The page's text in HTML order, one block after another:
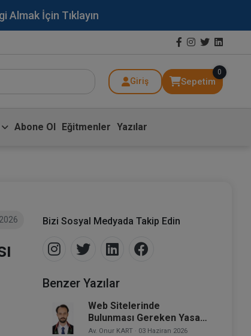
Almak İçin Tıklayın
Giriş Sepetim
0
Abone Ol Eğitmenler Yazılar
Bizi Sosyal Medyada Takip Edin
Benzer Yazılar
Web Sitelerinde
Bulunması Gereken Yasal
Prosedürler ve Metinler
Av. Onur KART · 03 Haziran 2026